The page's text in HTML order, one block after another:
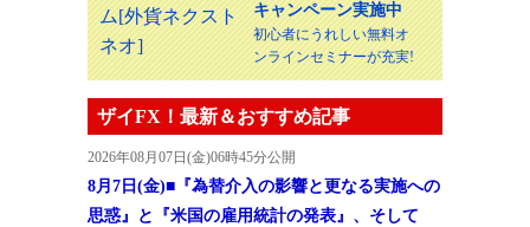
キャンペーン実施中
初心者にうれしい無料オ
ンラインセミナーが充実!
ザイFX！最新＆おすすめ記事
2026年08月07日(金)06時45分公開
8月7日(金)■『為替介入の影響と更なる実施への
思惑』と『米国の雇用統計の発表』、そして